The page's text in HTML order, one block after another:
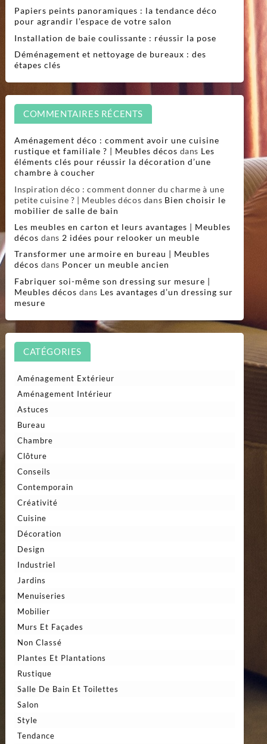
Papiers peints panoramiques : la tendance déco
pour agrandir l’espace de votre salon
Installation de baie coulissante : réussir la pose
Déménagement et nettoyage de bureaux : des
étapes clés
COMMENTAIRES RÉCENTS
Aménagement déco : comment avoir une cuisine
rustique et familiale ? | Meubles décos dans Les
éléments clés pour réussir la décoration d’une
chambre à coucher
Inspiration déco : comment donner du charme à une
petite cuisine ? | Meubles décos dans Bien choisir le
mobilier de salle de bain
Les meubles en carton et leurs avantages | Meubles
décos dans 2 idées pour relooker un meuble
Transformer une armoire en bureau | Meubles
décos dans Poncer un meuble ancien
Fabriquer soi-même son dressing sur mesure |
Meubles décos dans Les avantages d’un dressing sur
mesure
CATÉGORIES
Aménagement Extérieur
Aménagement Intérieur
Astuces
Bureau
Chambre
Clôture
Conseils
Contemporain
Créativité
Cuisine
Décoration
Design
Industriel
Jardins
Menuiseries
Mobilier
Murs Et Façades
Non Classé
Plantes Et Plantations
Rustique
Salle De Bain Et Toilettes
Salon
Style
Tendance